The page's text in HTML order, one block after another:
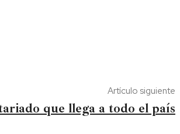
Artículo siguiente
que llega a todo el país